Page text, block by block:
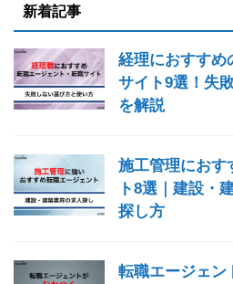
新着記事
経理におすすめ
サイト9選！失
を解説
施工管理におす
ト8選｜建設・
探し方
転職エージェン